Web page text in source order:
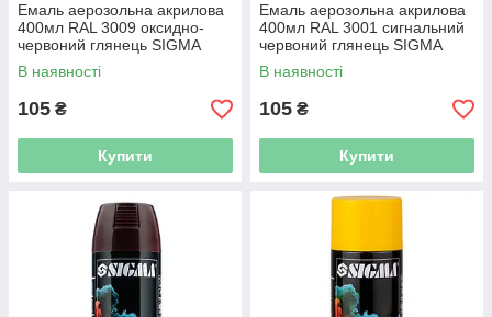
Емаль аерозольна акрилова
400мл RAL 3009 оксидно-
червоний глянець SIGMA
(2736921)
В наявності
105 ₴
Купити
Емаль аерозольна акрилова
400мл RAL 3001 сигнальний
червоний глянець SIGMA
(2736931)
В наявності
105 ₴
Купити